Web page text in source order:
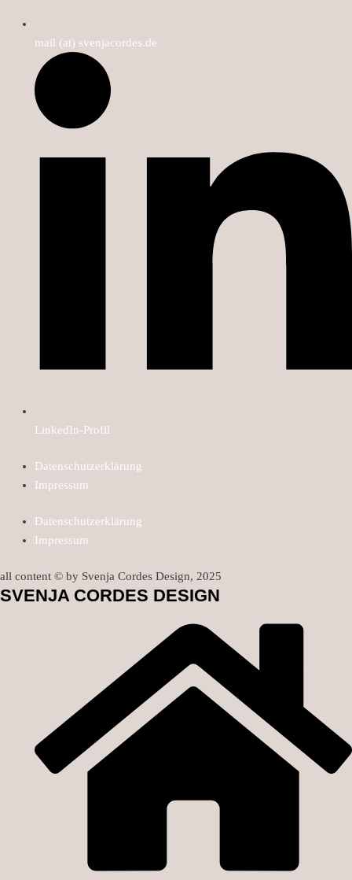
mail (at) svenjacordes.de
LinkedIn-Profil
Datenschutzerklärung
Impressum
Datenschutzerklärung
Impressum
all content © by Svenja Cordes Design, 2025
SVENJA CORDES DESIGN